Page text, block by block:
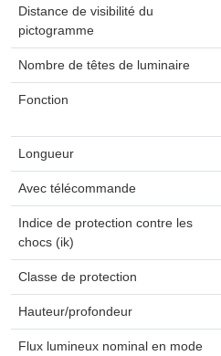
Distance de visibilité du
pictogramme
Nombre de têtes de luminaire
Fonction
Longueur
Avec télécommande
Indice de protection contre les
chocs (ik)
Classe de protection
Hauteur/profondeur
Flux lumineux nominal en mode